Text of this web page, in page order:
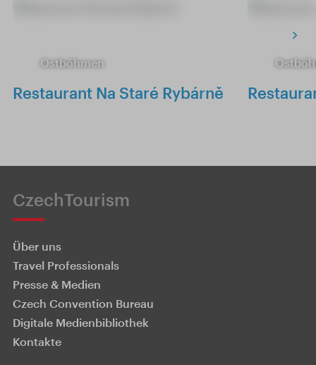
Ostböhmen
Restaurant Na Staré Rybárně
CzechTourism
Über uns
Travel Professionals
Presse & Medien
Czech Convention Bureau
Digitale Medienbibliothek
Kontakte